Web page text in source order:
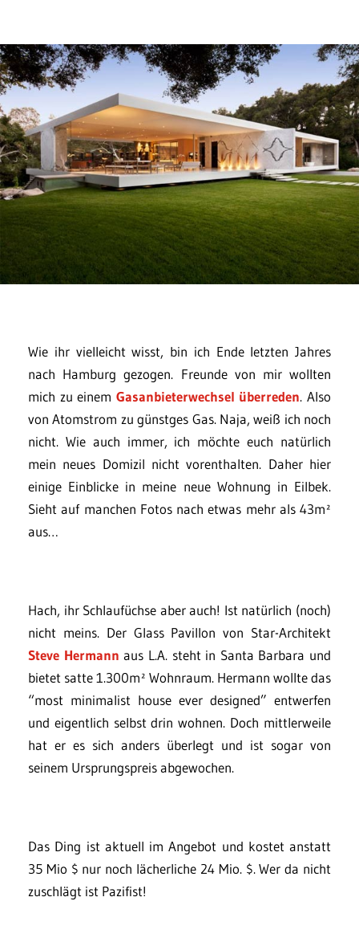
Wie ihr vielleicht wisst, bin ich Ende letzten Jahres
nach Hamburg gezogen. Freunde von mir wollten
mich zu einem Gasanbieterwechsel überreden. Also
von Atomstrom zu günstges Gas. Naja, weiß ich noch
nicht. Wie auch immer, ich möchte euch natürlich
mein neues Domizil nicht vorenthalten. Daher hier
einige Einblicke in meine neue Wohnung in Eilbek.
Sieht auf manchen Fotos nach etwas mehr als 43m²
aus…
Hach, ihr Schlaufüchse aber auch! Ist natürlich (noch)
nicht meins. Der Glass Pavillon von Star-Architekt
Steve Hermann aus L.A. steht in Santa Barbara und
bietet satte 1.300m² Wohnraum. Hermann wollte das
“most minimalist house ever designed” entwerfen
und eigentlich selbst drin wohnen. Doch mittlerweile
hat er es sich anders überlegt und ist sogar von
seinem Ursprungspreis abgewochen.
Das Ding ist aktuell im Angebot und kostet anstatt
35 Mio $ nur noch lächerliche 24 Mio. $. Wer da nicht
zuschlägt ist Pazifist!